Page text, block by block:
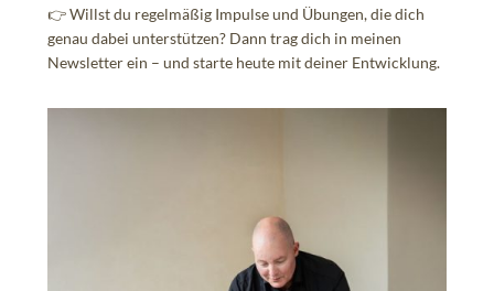
👉 Willst du regelmäßig Impulse und Übungen, die dich
genau dabei unterstützen? Dann trag dich in meinen
Newsletter ein – und starte heute mit deiner Entwicklung.